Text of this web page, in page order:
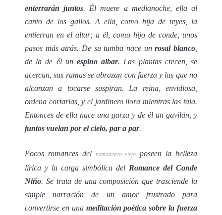
enterrarán juntos. Él muere a medianoche, ella al
canto de los gallos. A ella, como hija de reyes, la
entierran en el altar; a él, como hijo de conde, unos
pasos más atrás. De su tumba nace unrosal blanco
de la de él un espino albar. Las plantas crecen, se
acercan, sus ramas se abrazan con fuerza y las que no
alcanzan a tocarse suspiran. La reina, envidiosa,
ordena cortarlas, y el jardinero llora mientras las tala.
Entonces de ella nace una garza y de él un gavilán, y
juntos vuelan por el cielo, par a par.
Pocos romances del romancero viejo poseen la belleza
lírica y la carga simbólica del Romance del Conde
Niño. Se trata de una composición que trasciende la
simple narración de un amor frustrado para
convertirse en una meditación poética sobre la fuerza